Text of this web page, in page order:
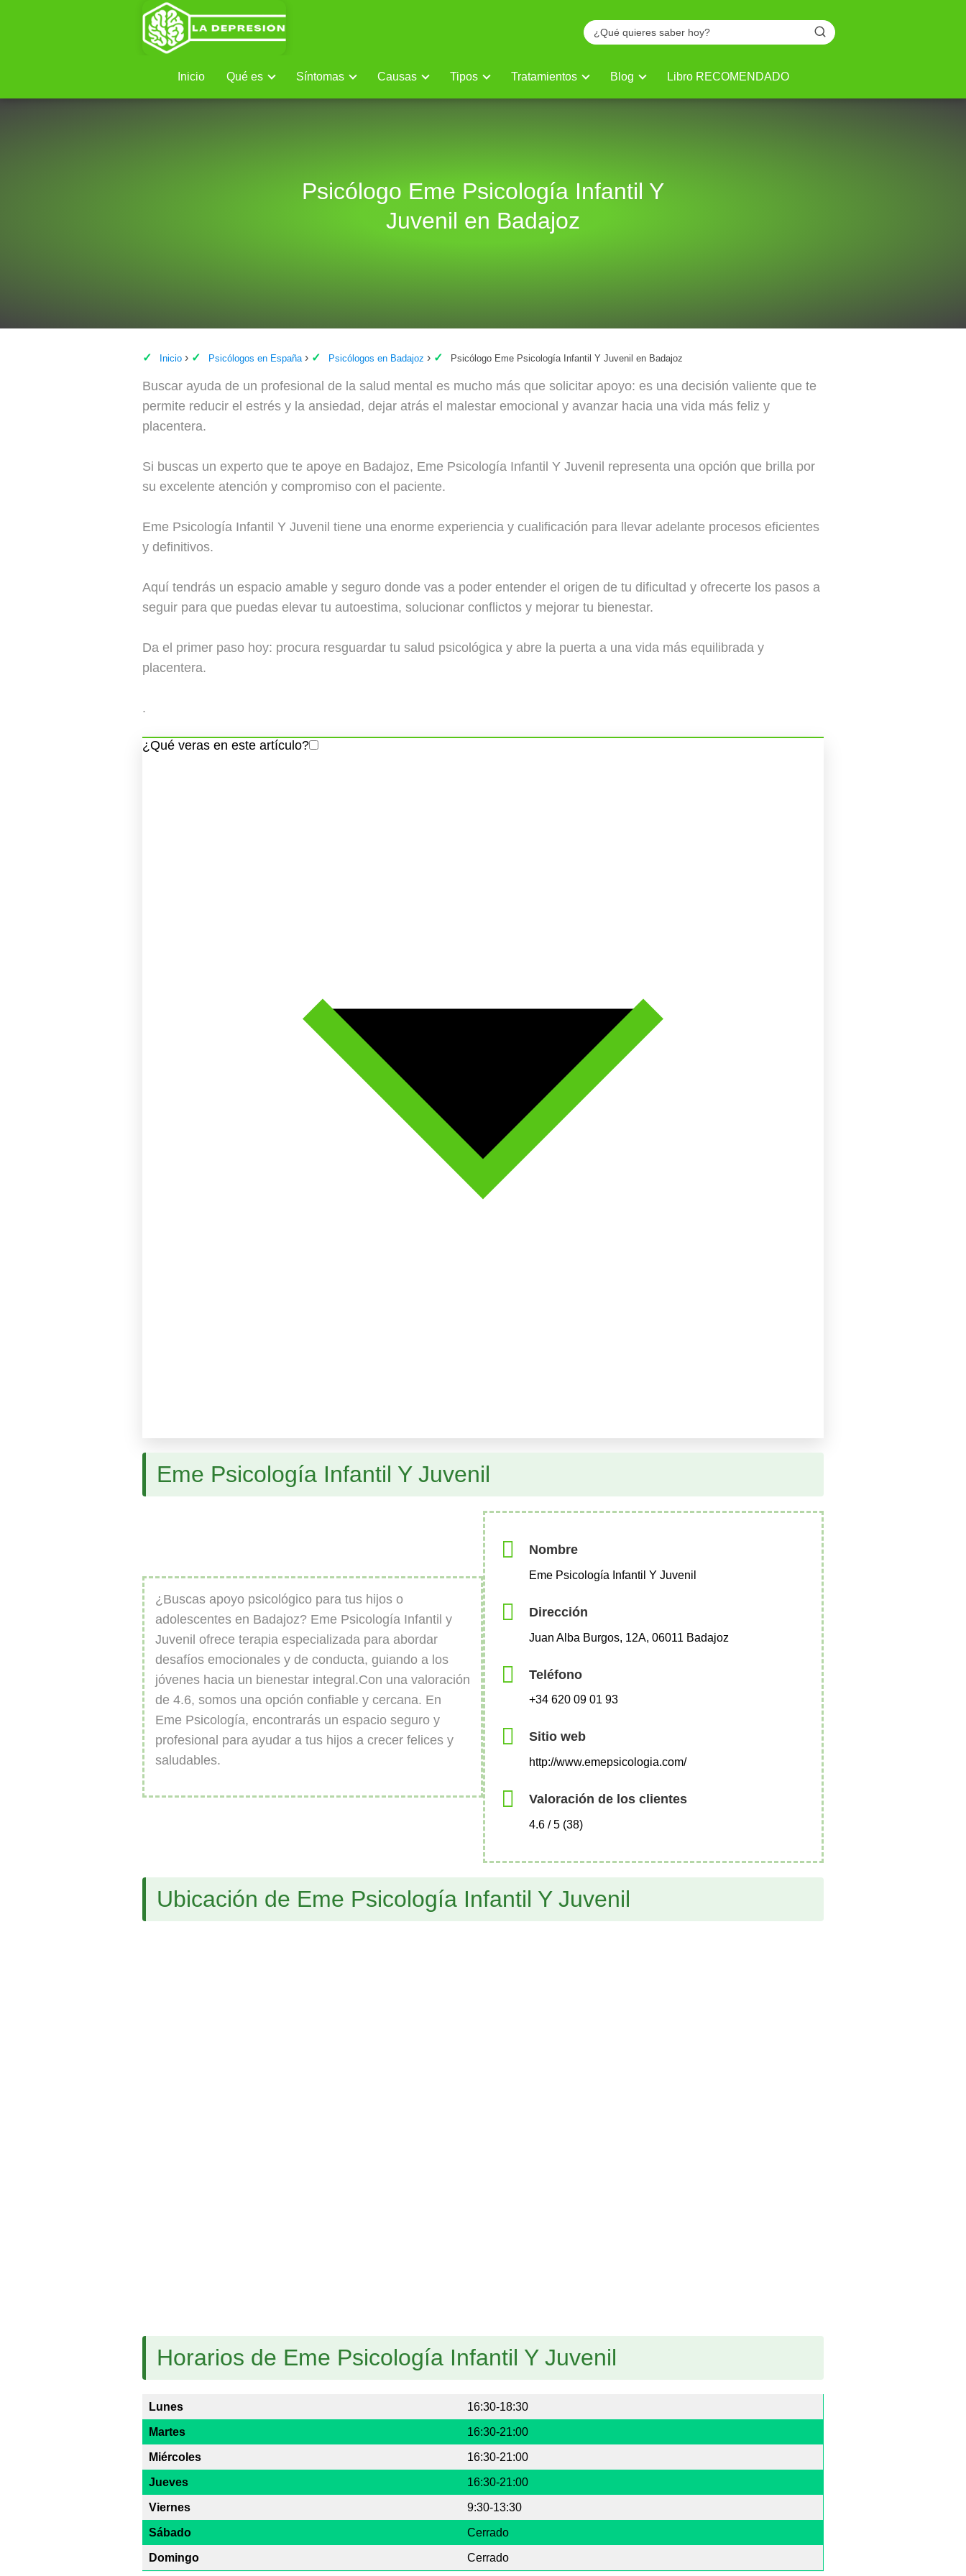
Inicio Qué es Síntomas Causas Tipos Tratamientos Blog Libro RECOMENDADO
Psicólogo Eme Psicología Infantil Y
Juvenil en Badajoz
Inicio Psicólogos en España Psicólogos en Badajoz Psicólogo Eme Psicología Infantil Y Juvenil en Badajoz
Buscar ayuda de un profesional de la salud mental es mucho más que solicitar apoyo: es una decisión valiente que te
permite reducir el estrés y la ansiedad, dejar atrás el malestar emocional y avanzar hacia una vida más feliz y
placentera.
Si buscas un experto que te apoye en Badajoz, Eme Psicología Infantil Y Juvenil representa una opción que brilla por
su excelente atención y compromiso con el paciente.
Eme Psicología Infantil Y Juvenil tiene una enorme experiencia y cualificación para llevar adelante procesos eficientes
y definitivos.
Aquí tendrás un espacio amable y seguro donde vas a poder entender el origen de tu dificultad y ofrecerte los pasos a
seguir para que puedas elevar tu autoestima, solucionar conflictos y mejorar tu bienestar.
Da el primer paso hoy: procura resguardar tu salud psicológica y abre la puerta a una vida más equilibrada y
placentera.
.
¿Qué veras en este artículo?
Eme Psicología Infantil Y Juvenil
¿Buscas apoyo psicológico para tus hijos o
adolescentes en Badajoz? Eme Psicología Infantil y
Juvenil ofrece terapia especializada para abordar
desafíos emocionales y de conducta, guiando a los
jóvenes hacia un bienestar integral.Con una valoración
de 4.6, somos una opción confiable y cercana. En
Eme Psicología, encontrarás un espacio seguro y
profesional para ayudar a tus hijos a crecer felices y
saludables.
Nombre
Eme Psicología Infantil Y Juvenil
Dirección
Juan Alba Burgos, 12A, 06011 Badajoz
Teléfono
+34 620 09 01 93
Sitio web
http://www.emepsicologia.com/
Valoración de los clientes
4.6 / 5 (38)
Ubicación de Eme Psicología Infantil Y Juvenil
Horarios de Eme Psicología Infantil Y Juvenil
Lunes 16:30-18:30
Martes 16:30-21:00
Miércoles 16:30-21:00
Jueves 16:30-21:00
Viernes 9:30-13:30
Sábado Cerrado
Domingo Cerrado